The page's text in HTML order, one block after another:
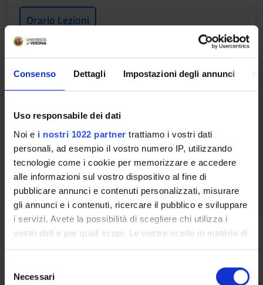
Consenso Dettagli Impostazioni degli annunci
Uso responsabile dei dati
Noi e i nostri 1022 partner trattiamo i vostri dati
personali, ad esempio il vostro numero IP, utilizzando
tecnologie come i cookie per memorizzare e accedere
alle informazioni sul vostro dispositivo al fine di
pubblicare annunci e contenuti personalizzati, misurare
gli annunci e i contenuti, ricercare il pubblico e sviluppare
i servizi. Avete la possibilità di scegliere chi utilizza i
vostri dati e per quali scopi. Le vostre scelte in materia di
privacy sono applicabili solo su questa proprietà digitale
modificare o revocare il proprio consenso in qualsiasi
Necessari
Orario Lezioni
LABORATORIO DI
MICROBIOLOGIA DEGLI ALIMENTI
Crediti
Docenti
Elisa Salvetti
Orario Lezioni
Obiettivi di apprendimento
L’insegnamento si prefigge di fornire le nozioni fondamentali